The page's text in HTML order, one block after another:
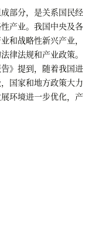
部分，是关系国民经
产业。我国中央及各
和战略性新兴产业，
律法规和产业政策。
》提到，随着我国进
国家和地方政策大力
环境进一步优化，产